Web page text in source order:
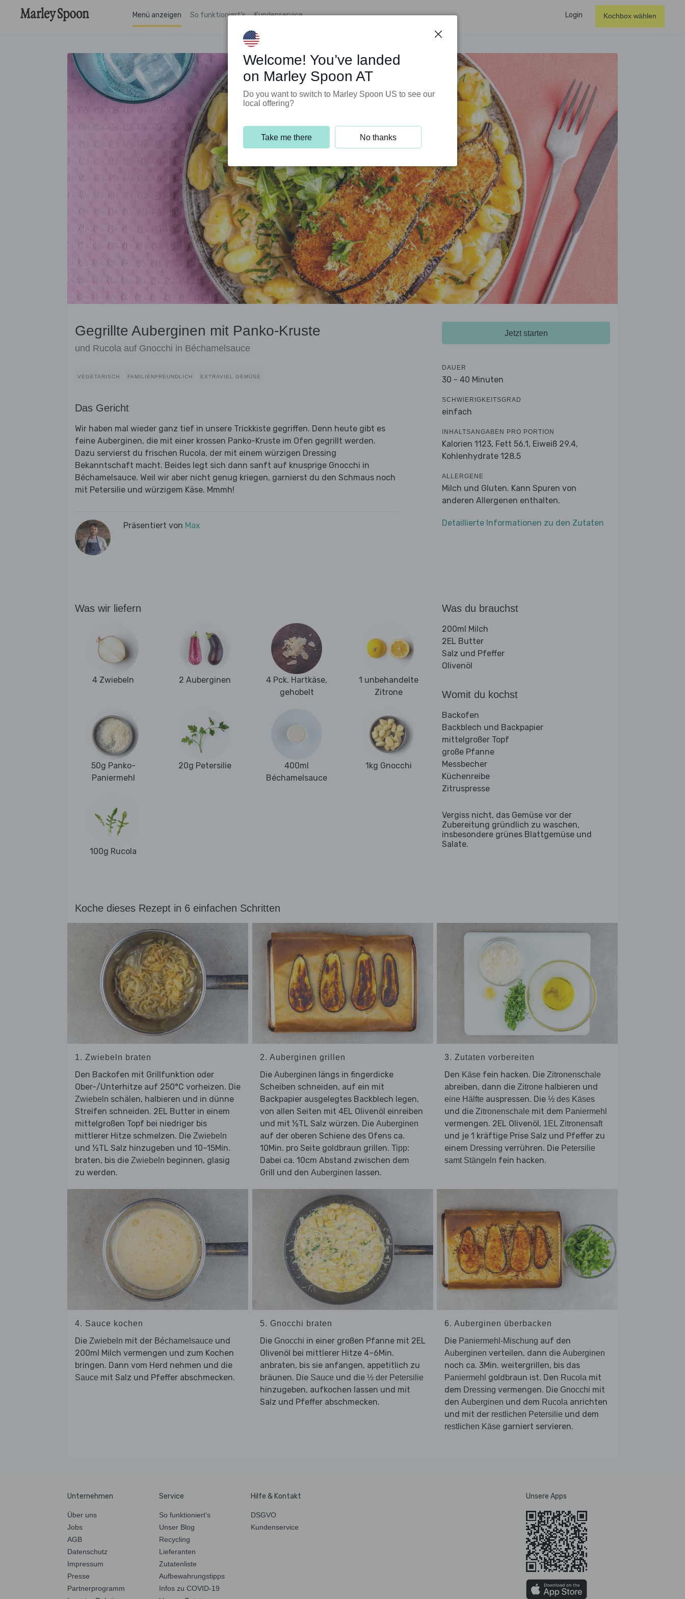
Menü anzeigen So funktioniert’s Kundenservice Login Kochbox wählen
Gegrillte Auberginen mit Panko-Kruste
und Rucola auf Gnocchi in Béchamelsauce
VEGETARISCH FAMILIENFREUNDLICH EXTRAVIEL GEMÜSE
Das Gericht
Wir haben mal wieder ganz tief in unsere Trickkiste gegriffen. Denn heute gibt es
feine Auberginen, die mit einer krossen Panko-Kruste im Ofen gegrillt werden.
Dazu servierst du frischen Rucola, der mit einem würzigen Dressing
Bekanntschaft macht. Beides legt sich dann sanft auf knusprige Gnocchi in
Béchamelsauce. Weil wir aber nicht genug kriegen, garnierst du den Schmaus noch
mit Petersilie und würzigem Käse. Mmmh!
Präsentiert von Max
Jetzt starten
DAUER
30 - 40 Minuten
SCHWIERIGKEITSGRAD
einfach
INHALTSANGABEN PRO PORTION
Kalorien 1123, Fett 56.1, Eiweiß 29.4,
Kohlenhydrate 128.5
ALLERGENE
Milch und Gluten. Kann Spuren von
anderen Allergenen enthalten.
Detaillierte Informationen zu den Zutaten
Was wir liefern
4 Zwiebeln 2 Auberginen
4 Pck. Hartkäse,
gehobelt
1 unbehandelte
Zitrone
50g Panko-
Paniermehl
20g Petersilie
400ml
Béchamelsauce
1kg Gnocchi
100g Rucola
Was du brauchst
200ml Milch
2EL Butter
Salz und Pfeffer
Olivenöl
Womit du kochst
Backofen
Backblech und Backpapier
mittelgroßer Topf
große Pfanne
Messbecher
Küchenreibe
Zitruspresse
Vergiss nicht, das Gemüse vor der
Zubereitung gründlich zu waschen,
insbesondere grünes Blattgemüse und
Salate.
Koche dieses Rezept in 6 einfachen Schritten
1. Zwiebeln braten
Den Backofen mit Grillfunktion oder
Ober-/Unterhitze auf 250°C vorheizen. Die
Zwiebeln schälen, halbieren und in dünne
Streifen schneiden. 2EL Butter in einem
mittelgroßen Topf bei niedriger bis
mittlerer Hitze schmelzen. Die Zwiebeln
und ½TL Salz hinzugeben und 10–15Min.
braten, bis die Zwiebeln beginnen, glasig
zu werden.
2. Auberginen grillen
Die Auberginen längs in fingerdicke
Scheiben schneiden, auf ein mit
Backpapier ausgelegtes Backblech legen,
von allen Seiten mit 4EL Olivenöl einreiben
und mit ½TL Salz würzen. Die Auberginen
auf der oberen Schiene des Ofens ca.
10Min. pro Seite goldbraun grillen. Tipp:
Dabei ca. 10cm Abstand zwischen dem
Grill und den Auberginen lassen.
3. Zutaten vorbereiten
Den Käse fein hacken. Die Zitronenschale
abreiben, dann die Zitrone halbieren und
eine Hälfte auspressen. Die ½ des Käses
und die Zitronenschale mit dem Paniermehl
vermengen. 2EL Olivenöl, 1EL Zitronensaft
und je 1 kräftige Prise Salz und Pfeffer zu
einem Dressing verrühren. Die Petersilie
samt Stängeln fein hacken.
4. Sauce kochen
Die Zwiebeln mit der Béchamelsauce und
200ml Milch vermengen und zum Kochen
bringen. Dann vom Herd nehmen und die
Sauce mit Salz und Pfeffer abschmecken.
5. Gnocchi braten
Die Gnocchi in einer großen Pfanne mit 2EL
Olivenöl bei mittlerer Hitze 4–6Min.
anbraten, bis sie anfangen, appetitlich zu
bräunen. Die Sauce und die ½ der Petersilie
hinzugeben, aufkochen lassen und mit
Salz und Pfeffer abschmecken.
6. Auberginen überbacken
Die Paniermehl-Mischung auf den
Auberginen verteilen, dann die Auberginen
noch ca. 3Min. weitergrillen, bis das
Paniermehl goldbraun ist. Den Rucola mit
dem Dressing vermengen. Die Gnocchi mit
den Auberginen und dem Rucola anrichten
und mit der restlichen Petersilie und dem
restlichen Käse garniert servieren.
Unternehmen
Über uns
Jobs
AGB
Datenschutz
Impressum
Presse
Partnerprogramm
Service
So funktioniert’s
Unser Blog
Recycling
Lieferanten
Zutatenliste
Aufbewahrungstipps
Infos zu COVID-19
Hilfe & Kontakt
DSGVO
Kundenservice
Unsere Apps
Welcome! You’ve landed
on Marley Spoon AT
Do you want to switch to Marley Spoon US to see our
local offering?
Take me there No thanks